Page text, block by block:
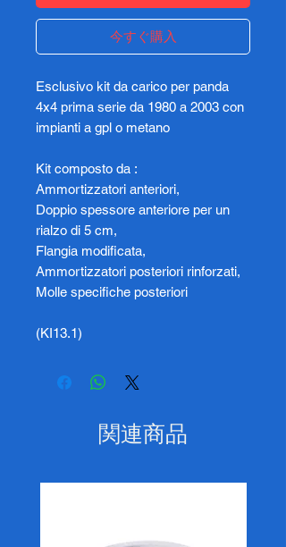
今すぐ購入
Esclusivo kit da carico per panda
4x4 prima serie da 1980 a 2003 con
impianti a gpl o metano
Kit composto da :
Ammortizzatori anteriori,
Doppio spessore anteriore per un
rialzo di 5 cm,
Flangia modificata,
Ammortizzatori posteriori rinforzati,
Molle specifiche posteriori
(KI13.1)
関連商品